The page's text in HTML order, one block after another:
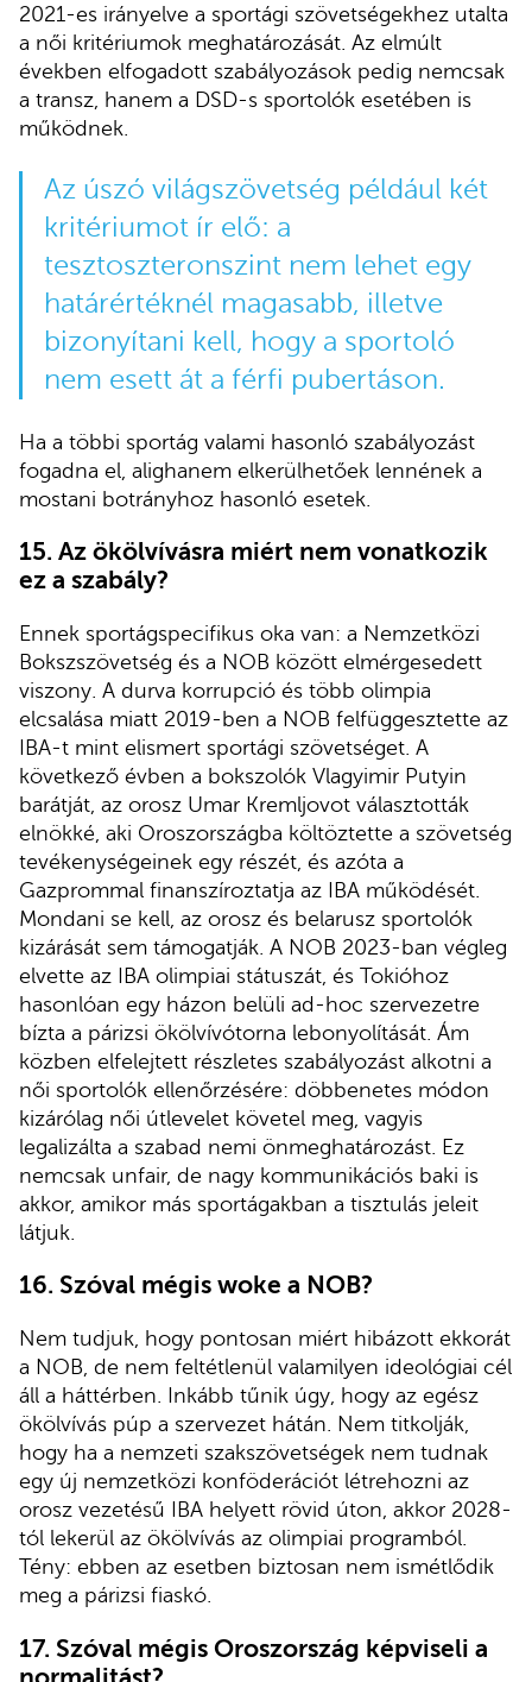
2021-es irányelve a sportági szövetségekhez utalta
a női kritériumok meghatározását. Az elmúlt
években elfogadott szabályozások pedig nemcsak
a transz, hanem a DSD-s sportolók esetében is
működnek.
Az úszó világszövetség például két
kritériumot ír elő: a
tesztoszteronszint nem lehet egy
határértéknél magasabb, illetve
bizonyítani kell, hogy a sportoló
nem esett át a férfi pubertáson.
Ha a többi sportág valami hasonló szabályozást
fogadna el, alighanem elkerülhetőek lennének a
mostani botrányhoz hasonló esetek.
15. Az ökölvívásra miért nem vonatkozik
ez a szabály?
Ennek sportágspecifikus oka van: a Nemzetközi
Bokszszövetség és a NOB között elmérgesedett
viszony. A durva korrupció és több olimpia
elcsalása miatt 2019-ben a NOB felfüggesztette az
IBA-t mint elismert sportági szövetséget. A
következő évben a bokszolók Vlagyimir Putyin
barátját, az orosz Umar Kremljovot választották
elnökké, aki Oroszországba költöztette a szövetség
tevékenységeinek egy részét, és azóta a
Gazprommal finanszíroztatja az IBA működését.
Mondani se kell, az orosz és belarusz sportolók
kizárását sem támogatják. A NOB 2023-ban végleg
elvette az IBA olimpiai státuszát, és Tokióhoz
hasonlóan egy házon belüli ad-hoc szervezetre
bízta a párizsi ökölvívótorna lebonyolítását. Ám
közben elfelejtett részletes szabályozást alkotni a
női sportolók ellenőrzésére: döbbenetes módon
kizárólag női útlevelet követel meg, vagyis
legalizálta a szabad nemi önmeghatározást. Ez
nemcsak unfair, de nagy kommunikációs baki is
akkor, amikor más sportágakban a tisztulás jeleit
látjuk.
16. Szóval mégis woke a NOB?
Nem tudjuk, hogy pontosan miért hibázott ekkorát
a NOB, de nem feltétlenül valamilyen ideológiai cél
áll a háttérben. Inkább tűnik úgy, hogy az egész
ökölvívás púp a szervezet hátán. Nem titkolják,
hogy ha a nemzeti szakszövetségek nem tudnak
egy új nemzetközi konföderációt létrehozni az
orosz vezetésű IBA helyett rövid úton, akkor 2028-
tól lekerül az ökölvívás az olimpiai programból.
Tény: ebben az esetben biztosan nem ismétlődik
meg a párizsi fiaskó.
17. Szóval mégis Oroszország képviseli a